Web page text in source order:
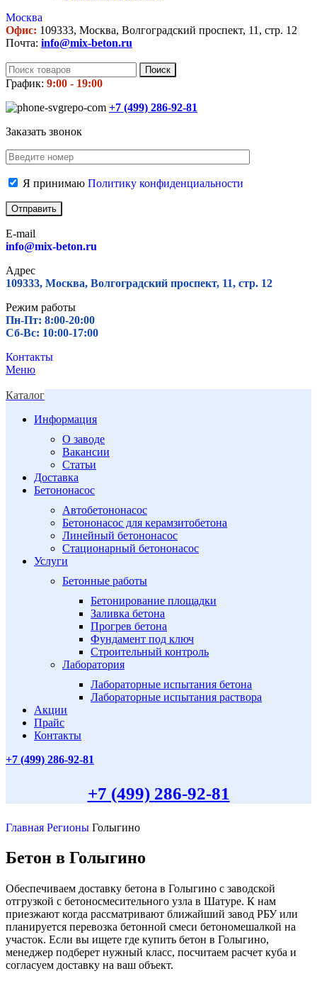
Москва
Офис: 109333, Москва, Волгоградский проспект, 11, стр. 12
Почта: info@mix-beton.ru
Поиск
График: 9:00 - 19:00
+7 (499) 286-92-81
Заказать звонок
Я принимаю Политику конфиденциальности
E-mail
info@mix-beton.ru
Адрес
109333, Москва, Волгоградский проспект, 11, стр. 12
Режим работы
Пн-Пт: 8:00-20:00
Сб-Вс: 10:00-17:00
Контакты
Меню
Каталог
Информация
О заводе
Вакансии
Статьи
Доставка
Бетононасос
Автобетононасос
Бетононасос для керамзитобетона
Линейный бетононасос
Стационарный бетононасос
Услуги
Бетонные работы
Бетонирование площадки
Заливка бетона
Прогрев бетона
Фундамент под ключ
Строительный контроль
Лаборатория
Лабораторные испытания бетона
Лабораторные испытания раствора
Акции
Прайс
Контакты
+7 (499) 286-92-81
+7 (499) 286-92-81
Главная Регионы Голыгино
Бетон в Голыгино
Обеспечиваем доставку бетона в Голыгино с заводской
отгрузкой с бетоносмесительного узла в Шатуре. К нам
приезжают когда рассматривают ближайший завод РБУ или
планируется перевозка бетонной смеси бетономешалкой на
участок. Если вы ищете где купить бетон в Голыгино,
менеджер подберет нужный класс, посчитаем расчет куба и
согласуем доставку на ваш объект.